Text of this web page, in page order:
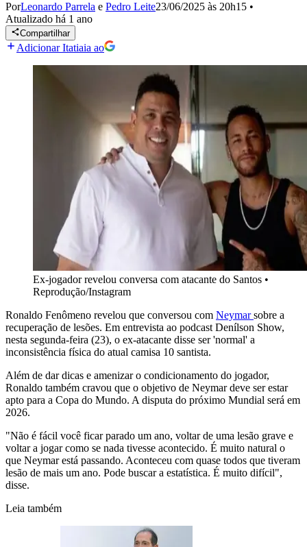
PorLeonardo Parrela e Pedro Leite23/06/2025 às 20h15 •
Atualizado há 1 ano
Compartilhar
Adicionar Itatiaia ao
Ex-jogador revelou conversa com atacante do Santos •
Reprodução/Instagram
Ronaldo Fenômeno revelou que conversou com Neymarsobre a
recuperação de lesões. Em entrevista ao podcast Denílson Show,
nesta segunda-feira (23), o ex-atacante disse ser 'normal' a
inconsistência física do atual camisa 10 santista.
Além de dar dicas e amenizar o condicionamento do jogador,
Ronaldo também cravou que o objetivo de Neymar deve ser estar
apto para a Copa do Mundo. A disputa do próximo Mundial será em
2026.
"Não é fácil você ficar parado um ano, voltar de uma lesão grave e
voltar a jogar como se nada tivesse acontecido. É muito natural o
que Neymar está passando. Aconteceu com quase todos que tiveram
lesão de mais um ano. Pode buscar a estatística. É muito difícil",
disse.
Leia também